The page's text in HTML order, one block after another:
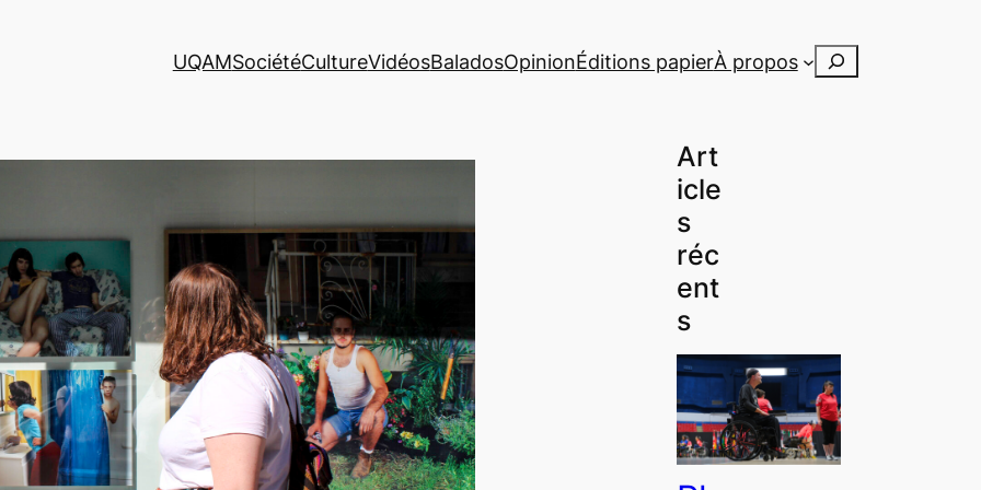
UQAMSociétéCultureVidéosBaladosOpinionÉditions papierÀ propos Rechercher
Art
icle
s
réc
ent
s